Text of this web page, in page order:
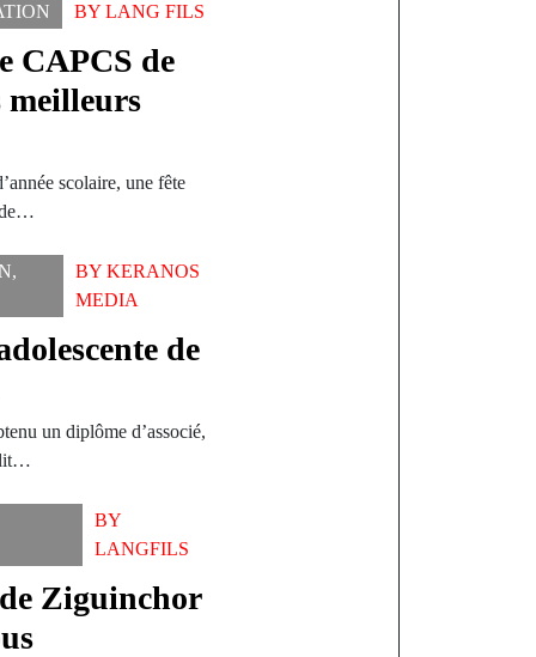
BYLANG FILS
CAPCS de
meilleurs
scolaire, une fête
de…
,
BYKERANOS
MEDIA
de
un diplôme d’associé,
BY
LANGFILS
Ziguinchor